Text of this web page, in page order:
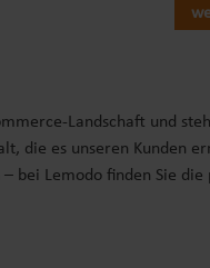
Landschaft und
die es unseren Kunden
bei Lemodo finden Sie die